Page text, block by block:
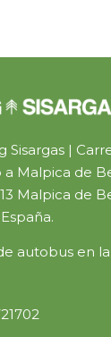
Sisargas |
a Malpica de
Malpica de
autobus en